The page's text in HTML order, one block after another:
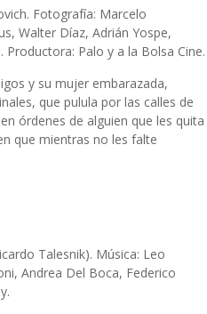
Fotografía: Marcelo
Walter Díaz, Adrián Yospe,
Palo y a la Bolsa Cine.
y su mujer embarazada,
que pulula por las calles de
órdenes de alguien que les quita
que mientras no les falte
Talesnik). Música: Leo
Andrea Del Boca, Federico